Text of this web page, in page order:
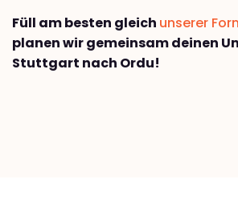
Füll am besten gleich unserer
planen wir gemeinsam deinen
Stuttgart nach Ordu!